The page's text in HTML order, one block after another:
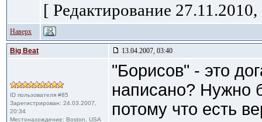
[ Редактирование
Наверх
Big Beat 13.04.2007, 03:40
ID пользователя #85
Зарегистрирован: 24.03.2007,
20:34
Местонахождение: Boston, USA
"Борисов" - это
написано? Нужно
потому что есть